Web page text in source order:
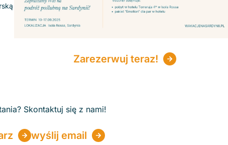
Zarezerwuj teraz!
Skontaktuj się z nami!
wyślij email